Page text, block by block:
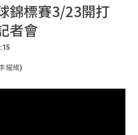
錦標賽3/23開打
者會
耀維)